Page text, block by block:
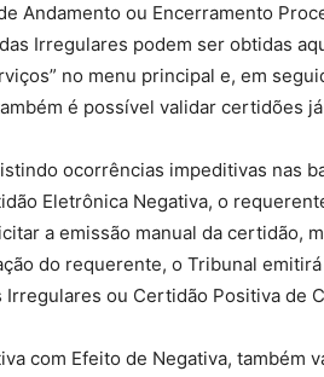
Andamento ou Encerramento
Irregulares podem ser obtidas
no menu principal e, em
é possível validar certidões
ocorrências impeditivas nas
Eletrônica Negativa, o
a emissão manual da certidão,
do requerente, o Tribunal
Irregulares ou Certidão Positiva de
com Efeito de Negativa, também